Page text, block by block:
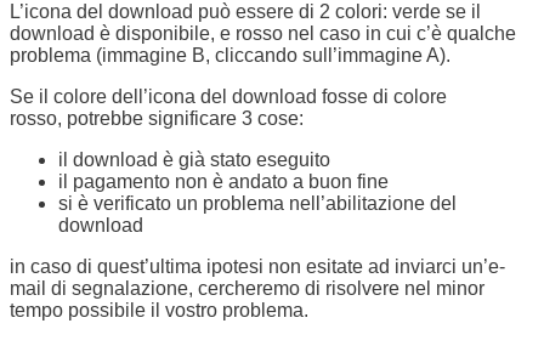
L’icona del download può essere di 2 colori: verde se il
download è disponibile, e rosso nel caso in cui c’è qualche
problema (immagine B, cliccando sull’immagine A).
Se il colore dell’icona del download fosse di colore
rosso, potrebbe significare 3 cose:
il download è già stato eseguito
il pagamento non è andato a buon fine
si è verificato un problema nell’abilitazione del
download
in caso di quest’ultima ipotesi non esitate ad inviarci un’e-
mail di segnalazione, cercheremo di risolvere nel minor
tempo possibile il vostro problema.